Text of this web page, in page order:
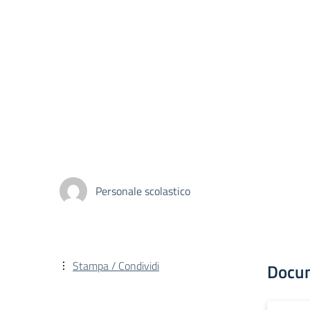
Personale scolastico
Stampa / Condividi